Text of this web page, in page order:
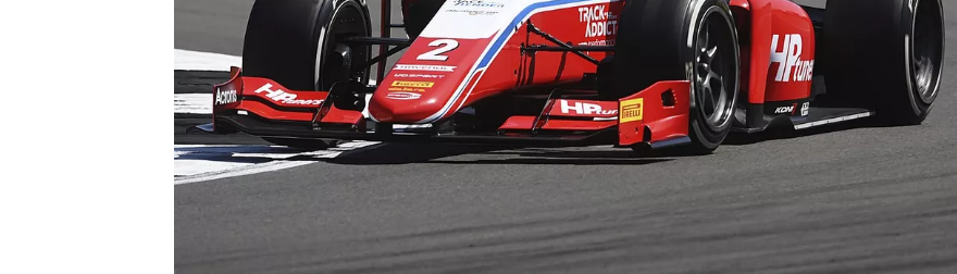
INDYCAR